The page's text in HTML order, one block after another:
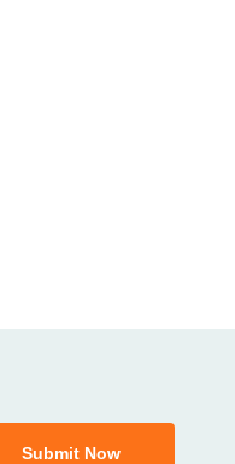
Submit Now